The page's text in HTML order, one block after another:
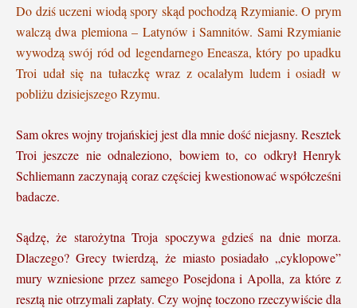
Do dziś uczeni wiodą spory skąd pochodzą Rzymianie. O prym
walczą dwa plemiona – Latynów i Samnitów. Sami Rzymianie
wywodzą swój ród od legendarnego Eneasza, który po upadku
Troi udał się na tułaczkę wraz z ocalałym ludem i osiadł w
pobliżu dzisiejszego Rzymu.
Sam okres wojny trojańskiej jest dla mnie dość niejasny. Resztek
Troi jeszcze nie odnaleziono, bowiem to, co odkrył Henryk
Schliemann zaczynają coraz częściej kwestionować współcześni
badacze.
Sądzę, że starożytna Troja spoczywa gdzieś na dnie morza.
Dlaczego? Grecy twierdzą, że miasto posiadało „cyklopowe”
mury wzniesione przez samego Posejdona i Apolla, za które z
resztą nie otrzymali zapłaty. Czy wojnę toczono rzeczywiście dla